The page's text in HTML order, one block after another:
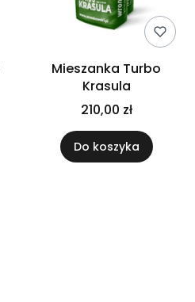
Mieszanka Turbo
Krasula
210,00 zł
Do koszyka